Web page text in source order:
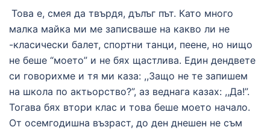
Това е, смея да твърдя, дълъг път. Като много
малка майка ми ме записваше на какво ли не
-класически балет, спортни танци, пеене, но нищо
не беше “моето” и не бях щастлива. Един дендвете
си говорихме и тя ми каза: ,,Защо не те запишем
на школа по актьорство?”, аз веднага казах: ,,Да!”.
Тогава бях втори клас и това беше моето начало.
От осемгодишна възраст, до ден днешен не съм